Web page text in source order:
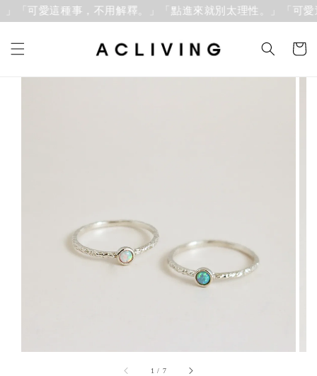
可愛這種事，不用解釋。」 「點進來就別太理性。」「可愛
1 / 7